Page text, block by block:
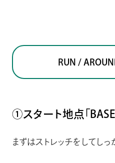
RUN /
①スタート地点「BASE
まずはストレッチをしてしっ